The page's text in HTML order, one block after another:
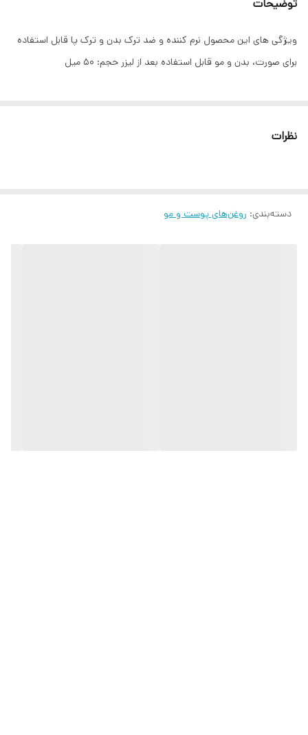
توضیحات
ویژگی های این محصول نرم کننده و ضد ترک بدن و ترک پا قابل استفاده
برای صورت، بدن و مو قابل استفاده بعد از لیزر حجم: 50 میل
نظرات
دسته‌بندی: روغن‌های پوست و مو